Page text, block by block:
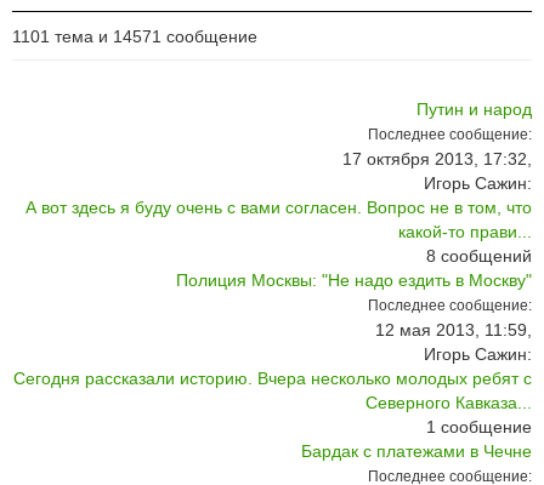
1101 тема и 14571 сообщение
Путин и народ
Последнее сообщение:
17 октября 2013, 17:32,
Игорь Сажин:
А вот здесь я буду очень с вами согласен. Вопрос не в том, что
какой-то прави...
8 сообщений
Полиция Москвы: "Не надо ездить в Москву"
Последнее сообщение:
12 мая 2013, 11:59,
Игорь Сажин:
Сегодня рассказали историю. Вчера несколько молодых ребят с
Северного Кавказа...
1 сообщение
Бардак с платежами в Чечне
Последнее сообщение: